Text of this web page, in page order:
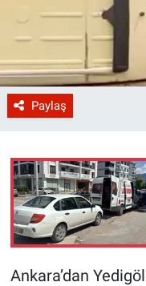
Paylaş
Ankara’dan